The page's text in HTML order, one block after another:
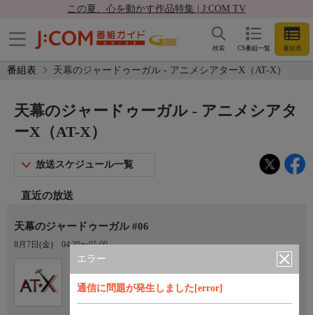
この夏、心を動かす作品特集 | J:COM TV
CS番組一覧 番組表
検索
番組表 天幕のジャードゥーガル - アニメシアターX（AT-X）
エラー
通信に問題が発生しました[error]
天幕のジャードゥーガル - アニメシアタ
ーX（AT-X）
放送スケジュール一覧
直近の放送
天幕のジャードゥーガル #06
8月7日(金) 04:30〜05:00